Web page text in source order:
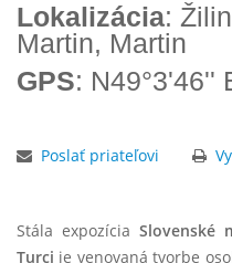
Lokalizácia:
Martin, Martin
GPS: N49°3'46''
Poslať priateľovi
Stála expozíciaSlovenské
Turci je venovaná tvorbe